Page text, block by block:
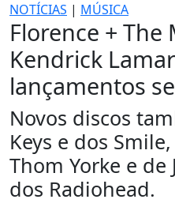
NOTÍCIAS | MÚSICA
Florence + The
Kendrick
lançamentos
Novos discos
Keys e dos
Thom Yorke e de
dos Radiohead.